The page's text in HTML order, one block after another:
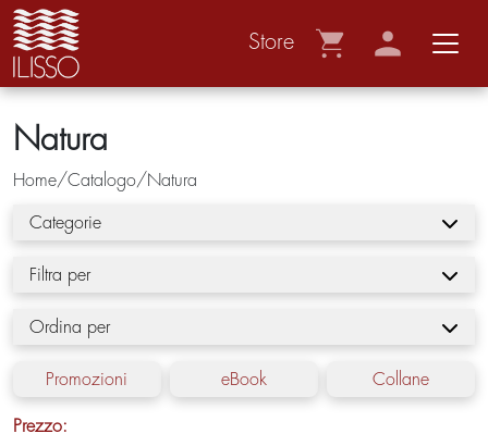
Store
Natura
Home/Catalogo/Natura
Categorie
Filtra per
Ordina per
Promozioni eBook Collane
Prezzo: